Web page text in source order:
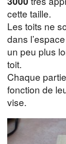
cette taille.
Les toits ne
dans
un peu plus
toit.
Chaque
fonction de
vise.